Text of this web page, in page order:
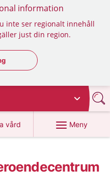
information
inte ser regionalt innehåll
just din region.
regionsväljaren
vård
1177.se
Meny